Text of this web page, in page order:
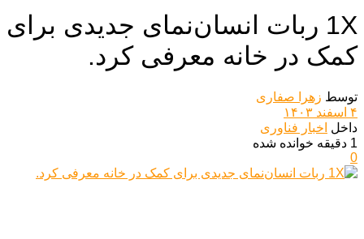
1X ربات انسان‌نمای جدیدی برای
کمک در خانه معرفی کرد.
توسط زهرا صفاری
۴ اسفند ۱۴۰۳
داخل اخبار فناوری
1 دقیقه خوانده شده
0